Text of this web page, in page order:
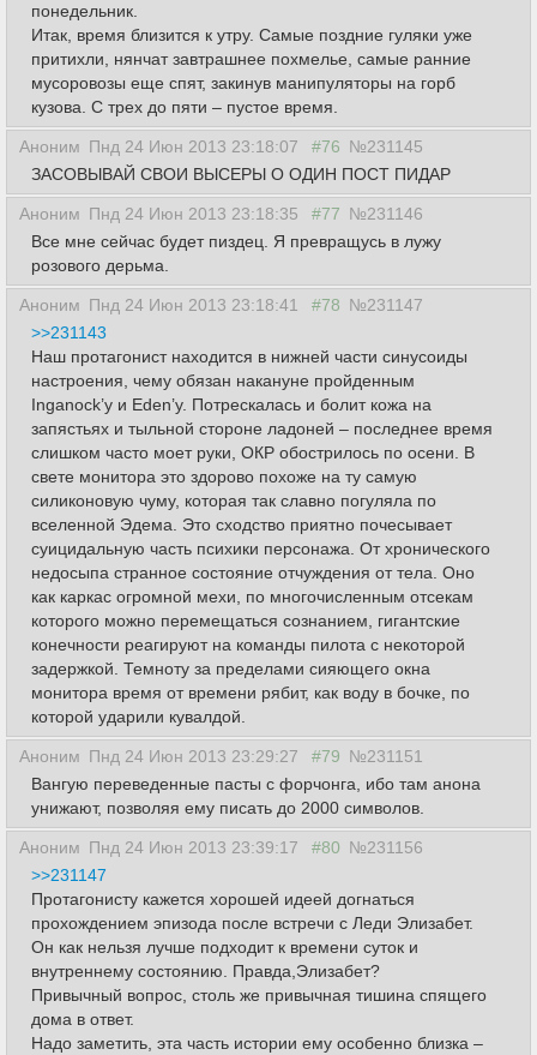
понедельник.
Итак, время близится к утру. Самые поздние гуляки уже
притихли, нянчат завтрашнее похмелье, самые ранние
мусоровозы еще спят, закинув манипуляторы на горб
кузова. С трех до пяти – пустое время.
Аноним Пнд 24 Июн 2013 23:18:07 #76 №231145
ЗАСОВЫВАЙ СВОИ ВЫСЕРЫ О ОДИН ПОСТ ПИДАР
Аноним Пнд 24 Июн 2013 23:18:35 #77 №231146
Все мне сейчас будет пиздец. Я превращусь в лужу
розового дерьма.
Аноним Пнд 24 Июн 2013 23:18:41 #78 №231147
>>231143
Наш протагонист находится в нижней части синусоиды
настроения, чему обязан накануне пройденным
Inganock’у и Eden’у. Потрескалась и болит кожа на
запястьях и тыльной стороне ладоней – последнее время
слишком часто моет руки, ОКР обострилось по осени. В
свете монитора это здорово похоже на ту самую
силиконовую чуму, которая так славно погуляла по
вселенной Эдема. Это сходство приятно почесывает
суицидальную часть психики персонажа. От хронического
недосыпа странное состояние отчуждения от тела. Оно
как каркас огромной мехи, по многочисленным отсекам
которого можно перемещаться сознанием, гигантские
конечности реагируют на команды пилота с некоторой
задержкой. Темноту за пределами сияющего окна
монитора время от времени рябит, как воду в бочке, по
которой ударили кувалдой.
Аноним Пнд 24 Июн 2013 23:29:27 #79 №231151
Вангую переведенные пасты с форчонга, ибо там анона
унижают, позволяя ему писать до 2000 символов.
Аноним Пнд 24 Июн 2013 23:39:17 #80 №231156
>>231147
Протагонисту кажется хорошей идеей догнаться
прохождением эпизода после встречи с Леди Элизабет.
Он как нельзя лучше подходит к времени суток и
внутреннему состоянию. Правда,Элизабет?
Привычный вопрос, столь же привычная тишина спящего
дома в ответ.
Надо заметить, эта часть истории ему особенно близка –